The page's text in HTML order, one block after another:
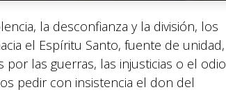
la desconfianza y la división, los
el Espíritu Santo, fuente de unidad,
las guerras, las injusticias o el odio
pedir con insistencia el don del